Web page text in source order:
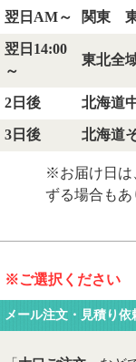
翌日AM～ 関東
翌日14:00
～
東北全
2日後 北海道
3日後 北海道
※お届け日は
ずる場合もあ
※ご選択ください
メール注文・見積り依